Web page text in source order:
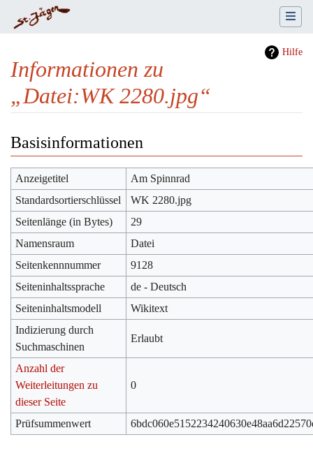
Hilfe
Informationen zu
„Datei:WK 2280.jpg“
Basisinformationen
Anzeigetitel
Am Spinnrad
Standardsortierschlüssel
WK 2280.jpg
Seitenlänge (in Bytes)
29
Namensraum
Datei
Seitenkennnummer
9128
Seiteninhaltssprache
de - Deutsch
Seiteninhaltsmodell
Wikitext
Indizierung durch
Suchmaschinen
Erlaubt
Anzahl der
Weiterleitungen zu
dieser Seite
0
Prüfsummenwert